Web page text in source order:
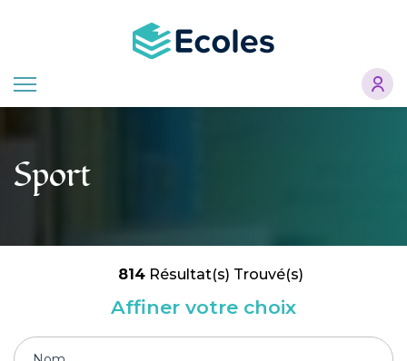
principal
Sport
814 Résultat(s) Trouvé(s)
Affiner votre choix